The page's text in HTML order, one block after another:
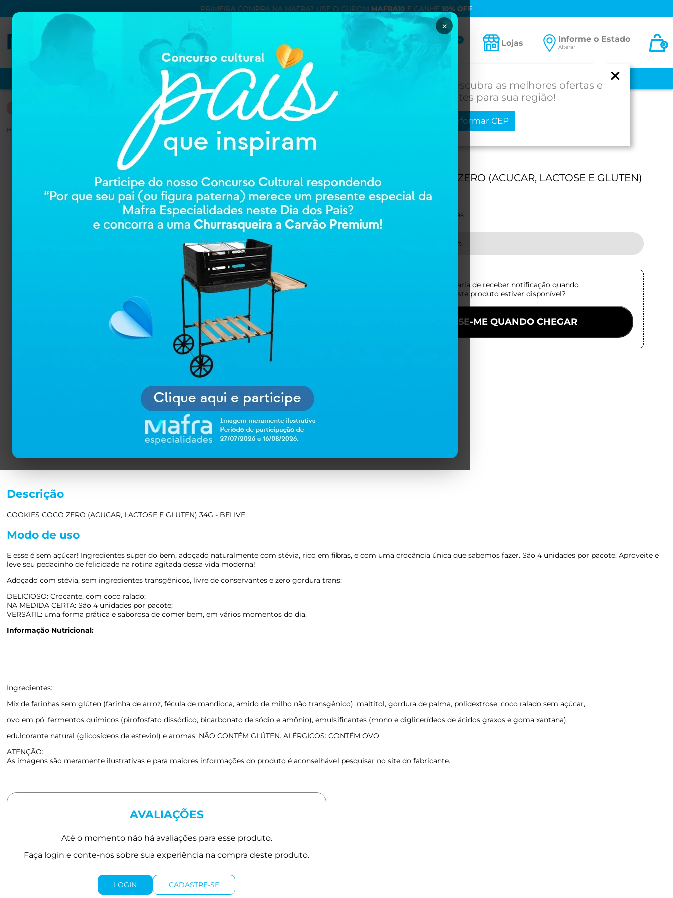
PRIMEIRA COMPRA NA MAFRA? USE O CUPOM MAFRA10 E GANHE 10% OFF
Minha conta
entre ou cadastre-se Lojas Informe o Estado
Alterar
Descubra as melhores ofertas e
fretes para sua região!
Informar CEP
0
NUTRIÇÃO DERMOCOSMÉTICOS ORTOPEDIA E REABILITAÇAO PROD. PARA SAÚDE
Home
COOKIES COCO ZERO (ACUCAR, LACTOSE E GLUTEN)
34G - BELIVE
32619
0 avaliações
Selecione o estado
Gostaria de receber notificação quando
este produto estiver disponível?
AVISE-ME QUANDO CHEGAR
Descrição
COOKIES COCO ZERO (ACUCAR, LACTOSE E GLUTEN) 34G - BELIVE
Modo de uso
E esse é sem açúcar! Ingredientes super do bem, adoçado naturalmente com stévia, rico em fibras, e com uma crocância única que sabemos fazer. São 4 unidades por pacote. Aproveite e
leve seu pedacinho de felicidade na rotina agitada dessa vida moderna!
Adoçado com stévia, sem ingredientes transgênicos, livre de conservantes e zero gordura trans:
DELICIOSO: Crocante, com coco ralado;
NA MEDIDA CERTA: São 4 unidades por pacote;
VERSÁTIL: uma forma prática e saborosa de comer bem, em vários momentos do dia.
Informação Nutricional:
Ingredientes:
Mix de farinhas sem glúten (farinha de arroz, fécula de mandioca, amido de milho não transgênico), maltitol, gordura de palma, polidextrose, coco ralado sem açúcar,
ovo em pó, fermentos químicos (pirofosfato dissódico, bicarbonato de sódio e amônio), emulsificantes (mono e diglicerídeos de ácidos graxos e goma xantana),
edulcorante natural (glicosídeos de esteviol) e aromas. NÃO CONTÉM GLÚTEN. ALÉRGICOS: CONTÉM OVO.
ATENÇÃO:
As imagens são meramente ilustrativas e para maiores informações do produto é aconselhável pesquisar no site do fabricante.
AVALIAÇÕES
LOGIN CADASTRE-SE
×